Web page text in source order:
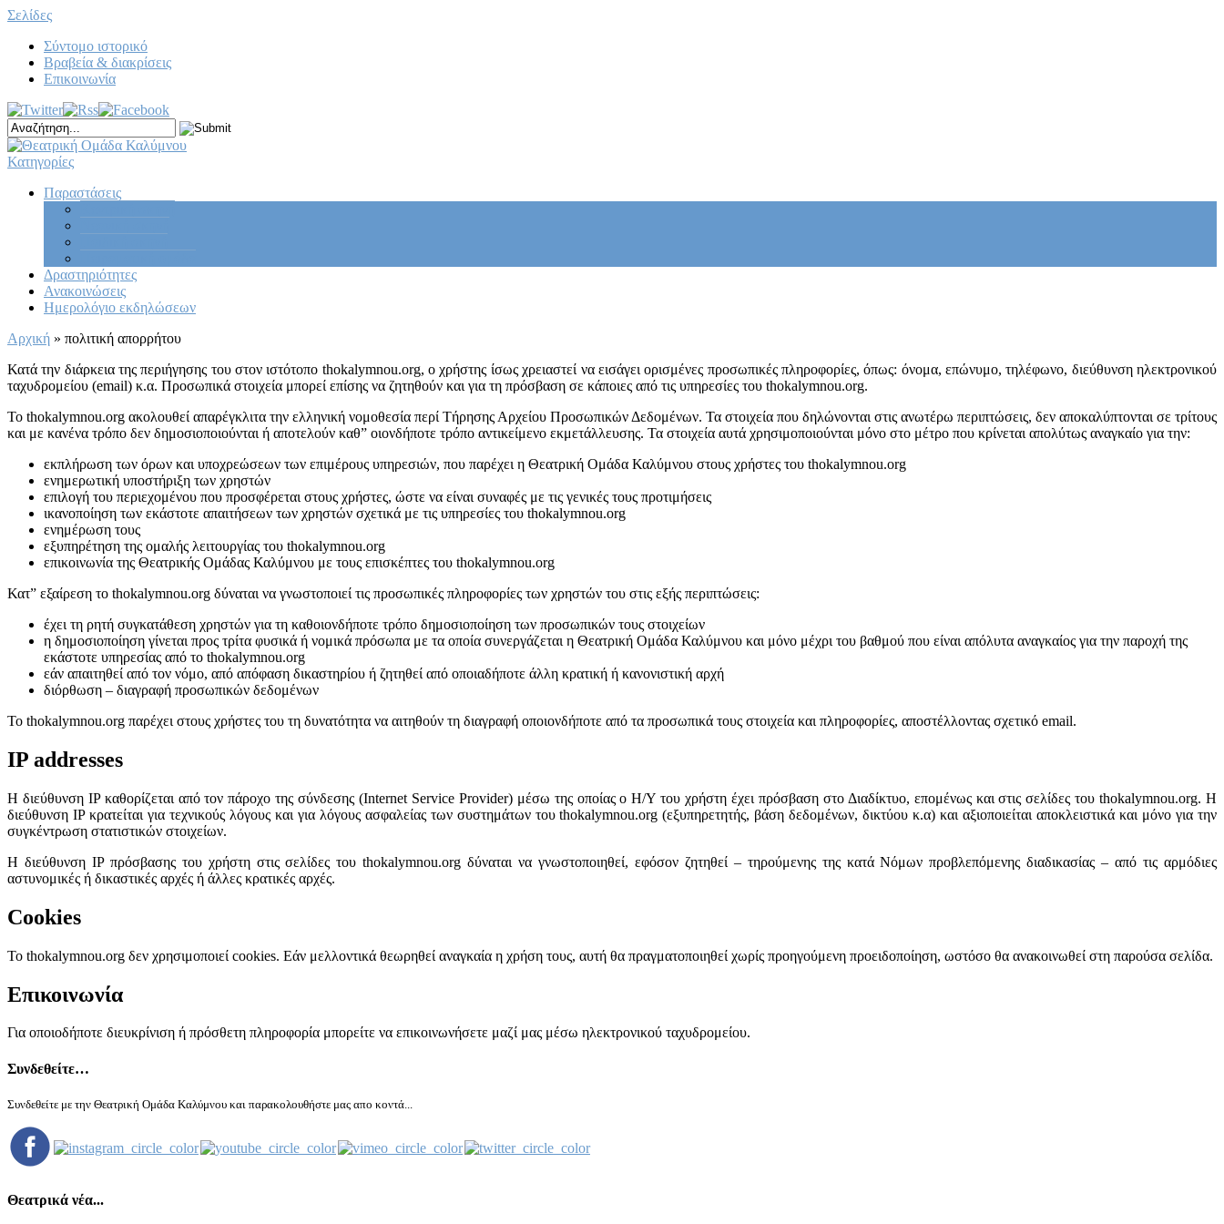
Σελίδες
Σύντομο ιστορικό
Βραβεία & διακρίσεις
Επικοινωνία
Κατηγορίες
Παραστάσεις
Δραστηριότητες
Ανακοινώσεις
Ημερολόγιο εκδηλώσεων
Αρχική » πολιτική απορρήτου
Κατά την διάρκεια της περιήγησης του στον ιστότοπο thokalymnou.org, ο χρήστης ίσως χρειαστεί να εισάγει ορισμένες προσωπικές πληροφορίες, όπως: όνομα, επώνυμο, τηλέφωνο, διεύθυνση ηλεκτρονικού
ταχυδρομείου (email) κ.α. Προσωπικά στοιχεία μπορεί επίσης να ζητηθούν και για τη πρόσβαση σε κάποιες από τις υπηρεσίες του thokalymnou.org.
Το thokalymnou.org ακολουθεί απαρέγκλιτα την ελληνική νομοθεσία περί Τήρησης Αρχείου Προσωπικών Δεδομένων. Τα στοιχεία που δηλώνονται στις ανωτέρω περιπτώσεις, δεν αποκαλύπτονται σε τρίτους
και με κανένα τρόπο δεν δημοσιοποιούνται ή αποτελούν καθ” οιονδήποτε τρόπο αντικείμενο εκμετάλλευσης. Τα στοιχεία αυτά χρησιμοποιούνται μόνο στο μέτρο που κρίνεται απολύτως αναγκαίο για την:
εκπλήρωση των όρων και υποχρεώσεων των επιμέρους υπηρεσιών, που παρέχει η Θεατρική Ομάδα Καλύμνου στους χρήστες του thokalymnou.org
ενημερωτική υποστήριξη των χρηστών
επιλογή του περιεχομένου που προσφέρεται στους χρήστες, ώστε να είναι συναφές με τις γενικές τους προτιμήσεις
ικανοποίηση των εκάστοτε απαιτήσεων των χρηστών σχετικά με τις υπηρεσίες του thokalymnou.org
ενημέρωση τους
εξυπηρέτηση της ομαλής λειτουργίας του thokalymnou.org
επικοινωνία της Θεατρικής Ομάδας Καλύμνου με τους επισκέπτες του thokalymnou.org
Κατ” εξαίρεση το thokalymnou.org δύναται να γνωστοποιεί τις προσωπικές πληροφορίες των χρηστών του στις εξής περιπτώσεις:
έχει τη ρητή συγκατάθεση χρηστών για τη καθοιονδήποτε τρόπο δημοσιοποίηση των προσωπικών τους στοιχείων
η δημοσιοποίηση γίνεται προς τρίτα φυσικά ή νομικά πρόσωπα με τα οποία συνεργάζεται η Θεατρική Ομάδα Καλύμνου και μόνο μέχρι του βαθμού που είναι απόλυτα αναγκαίος για την παροχή της
εκάστοτε υπηρεσίας από το thokalymnou.org
εάν απαιτηθεί από τον νόμο, από απόφαση δικαστηρίου ή ζητηθεί από οποιαδήποτε άλλη κρατική ή κανονιστική αρχή
διόρθωση – διαγραφή προσωπικών δεδομένων
Το thokalymnou.org παρέχει στους χρήστες του τη δυνατότητα να αιτηθούν τη διαγραφή οποιονδήποτε από τα προσωπικά τους στοιχεία και πληροφορίες, αποστέλλοντας σχετικό email.
IP addresses
H διεύθυνση IP καθορίζεται από τον πάροχο της σύνδεσης (Internet Service Provider) μέσω της οποίας ο Η/Υ του χρήστη έχει πρόσβαση στο Διαδίκτυο, επομένως και στις σελίδες του thokalymnou.org. Η
διεύθυνση IP κρατείται για τεχνικούς λόγους και για λόγους ασφαλείας των συστημάτων του thokalymnou.org (εξυπηρετητής, βάση δεδομένων, δικτύου κ.α) και αξιοποιείται αποκλειστικά και μόνο για την
συγκέντρωση στατιστικών στοιχείων.
Η διεύθυνση IP πρόσβασης του χρήστη στις σελίδες του thokalymnou.org δύναται να γνωστοποιηθεί, εφόσον ζητηθεί – τηρούμενης της κατά Νόμων προβλεπόμενης διαδικασίας – από τις αρμόδιες
αστυνομικές ή δικαστικές αρχές ή άλλες κρατικές αρχές.
Cookies
Το thokalymnou.org δεν χρησιμοποιεί cookies. Εάν μελλοντικά θεωρηθεί αναγκαία η χρήση τους, αυτή θα πραγματοποιηθεί χωρίς προηγούμενη προειδοποίηση, ωστόσο θα ανακοινωθεί στη παρούσα σελίδα.
Επικοινωνία
Για οποιοδήποτε διευκρίνιση ή πρόσθετη πληροφορία μπορείτε να επικοινωνήσετε μαζί μας μέσω ηλεκτρονικού ταχυδρομείου.
Συνδεθείτε…
Συνδεθείτε με την Θεατρική Ομάδα Καλύμνου και παρακολουθήστε μας απο κοντά...
Θεατρικά νέα...